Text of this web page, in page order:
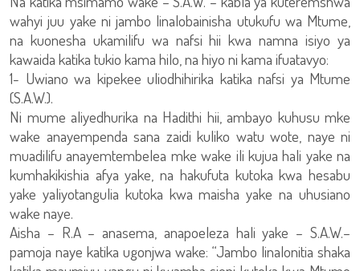
wahyi juu yake ni jambo linalobainisha utukufu wa Mtume,
na kuonesha ukamilifu wa nafsi hii kwa namna isiyo ya
kawaida katika tukio kama hilo, na hiyo ni kama ifuatavyo:
1- Uwiano wa kipekee uliodhihirika katika nafsi ya Mtume
(S.A.W.).
Ni mume aliyedhurika na Hadithi hii, ambayo kuhusu mke
wake anayempenda sana zaidi kuliko watu wote, naye ni
muadilifu anayemtembelea mke wake ili kujua hali yake na
kumhakikishia afya yake, na hakufuta kutoka kwa hesabu
yake yaliyotangulia kutoka kwa maisha yake na uhusiano
wake naye.
Aisha – R.A – anasema, anapoeleza hali yake – S.A.W.–
pamoja naye katika ugonjwa wake: “Jambo linalonitia shaka